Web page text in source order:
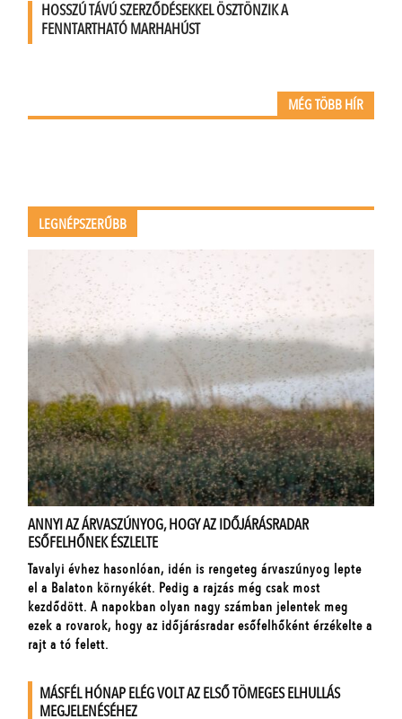
HOSSZÚ TÁVÚ SZERZŐDÉSEKKEL ÖSZTÖNZIK A
FENNTARTHATÓ MARHAHÚST
MÉG TÖBB HÍR
LEGNÉPSZERŰBB